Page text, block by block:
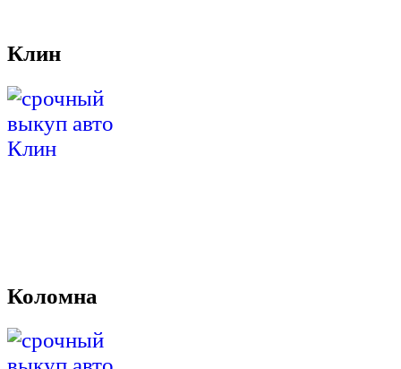
Клин
Коломна